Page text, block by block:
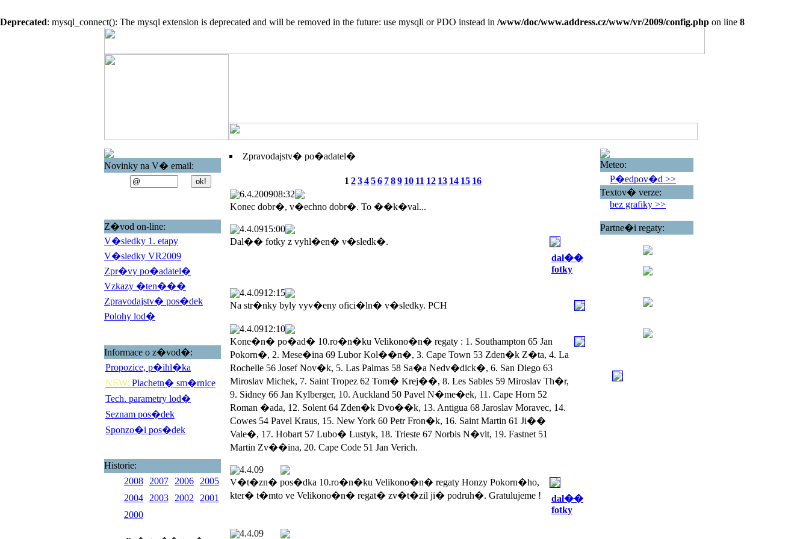
Deprecated: mysql_connect(): The mysql extension is deprecated and will be removed in the future: use mysqli or PDO instead in /www/doc/www.address.cz/www/vr/2009/config.php on line 8
Novinky na V� email:
Z�vod on-line:
V�sledky 1. etapy
V�sledky VR2009
Zpr�vy po�adatel�
Vzkazy �ten���
Zpravodajstv� pos�dek
Polohy lod�
Informace o z�vod�:
Propozice, p�ihl�ka
NEW: Plachetn� sm�rnice
Tech. parametry lod�
Seznam pos�dek
Sponzo�i pos�dek
Historie:
2008
2007 2006
2005
2004
2003 2002
2001
2000
Zpravodajstv� po�adatel�
1 23456 789 10 11 12 13 14 15 16
6.4.200908:32
Konec dobr�, v�echno dobr�. To ��k�val...
4.4.0915:00
Dal�� fotky z vyhl�en� v�sledk�.
dal��
fotky
4.4.0912:15
Na str�nky byly vyv�eny ofici�ln� v�sledky. PCH
4.4.0912:10
Kone�n� po�ad� 10.ro�n�ku Velikono�n� regaty : 1. Southampton 65 Jan
Pokorn�, 2. Mese�ina 69 Lubor Kol��n�, 3. Cape Town 53 Zden�k Z�ta, 4. La
Rochelle 56 Josef Nov�k, 5. Las Palmas 58 Sa�a Nedv�dick�, 6. San Diego 63
Miroslav Michek, 7. Saint Tropez 62 Tom� Krej��, 8. Les Sables 59 Miroslav Th�r,
9. Sidney 66 Jan Kylberger, 10. Auckland 50 Pavel N�me�ek, 11. Cape Horn 52
Roman �ada, 12. Solent 64 Zden�k Dvo��k, 13. Antigua 68 Jaroslav Moravec, 14.
Cowes 54 Pavel Kraus, 15. New York 60 Petr Fron�k, 16. Saint Martin 61 Ji��
Vale�, 17. Hobart 57 Lubo� Lustyk, 18. Trieste 67 Norbis N�vlt, 19. Fastnet 51
Martin Zv��ina, 20. Cape Code 51 Jan Verich.
4.4.09
V�t�zn� pos�dka 10.ro�n�ku Velikono�n� regaty Honzy Pokorn�ho,
kter� t�mto ve Velikono�n� regat� zv�t�zil ji� podruh�. Gratulujeme !
dal��
fotky
4.4.09
Meteo:
P�edpov�d >>
Textov� verze:
bez grafiky >>
Partne�i regaty: